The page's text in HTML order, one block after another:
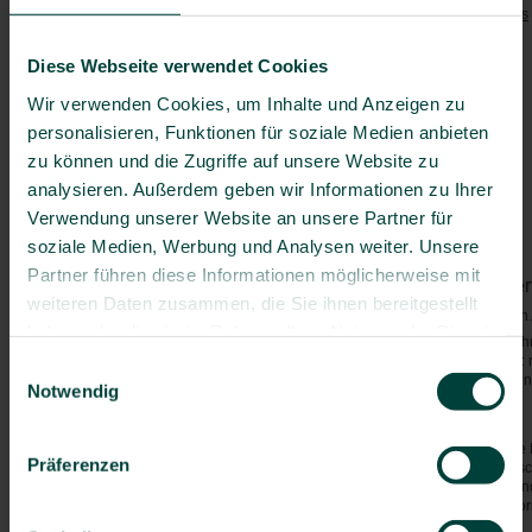
Diese Webseite verwendet Cookies
Wir verwenden Cookies, um Inhalte und Anzeigen zu
personalisieren, Funktionen für soziale Medien anbieten
zu können und die Zugriffe auf unsere Website zu
analysieren. Außerdem geben wir Informationen zu Ihrer
Verwendung unserer Website an unsere Partner für
soziale Medien, Werbung und Analysen weiter. Unsere
Partner führen diese Informationen möglicherweise mit
weiteren Daten zusammen, die Sie ihnen bereitgestellt
Notwendig
Präferenzen
Dänemark
Estland
Finnland
Frankreich
Griechenland
Großbritannien
Irland
Lettland
Luxemburg
Tetanus/Diphtherie/Pertussis
Pneumokokken (> 60 J.)
Besondere Risiken:
Darminfektionen
Von Mücken/Insekten
- Kein Risiko
Generell gilt: Mücken-/
nachts. Bei Malaria gilt
Stand-by-Präparates nach
Denken Sie bei Ihrer Reise an
es zu Engpässen in der
Abschluss einer Reisekranken-
empfehlenswert. Ausführliche
Krankenversicherung - Ausland